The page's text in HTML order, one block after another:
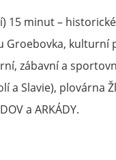
15 minut –
Groebovka, kulturní
zábavní a
a Slavie), plovárna
a ARKÁDY.